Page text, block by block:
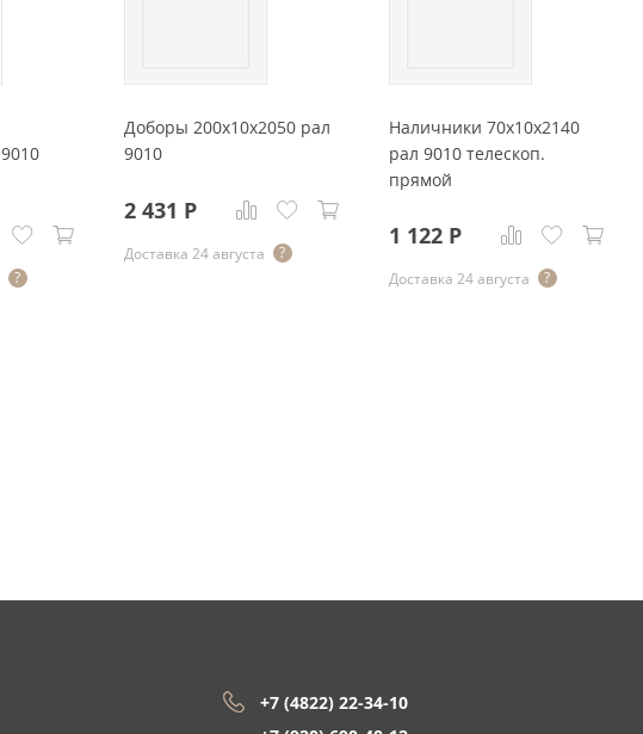
Доборы 200x10x2050 рал
9010
2 431 Р
Доставка 24 августа
Наличники 70x10x2140
рал 9010 телескоп.
прямой
1 122Р
Доставка 24 августа
+7 (4822) 22-34-10